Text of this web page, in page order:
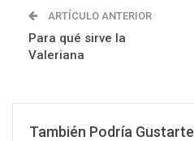
ARTÍCULO ANTERIOR
Para qué sirve la
Valeriana
También Podría Gustarte